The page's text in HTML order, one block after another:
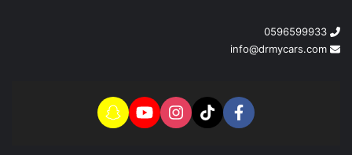
0596599933
info@drmycars.com